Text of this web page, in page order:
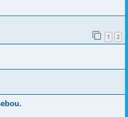
1 2